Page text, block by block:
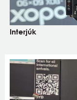
Interjúk